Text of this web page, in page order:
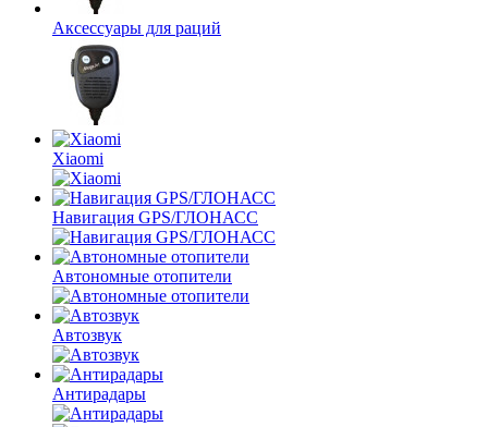
Аксессуары для раций
Xiaomi
Навигация GPS/ГЛОНАСС
Автономные отопители
Автозвук
Антирадары